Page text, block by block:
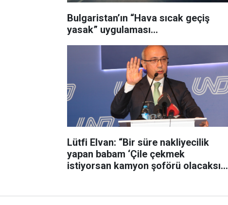
Bulgaristan’ın “Hava sıcak geçiş
yasak” uygulaması...
Lütfi Elvan: “Bir süre nakliyecilik
yapan babam ‘Çile çekmek
istiyorsan kamyon şoförü olacaksın’